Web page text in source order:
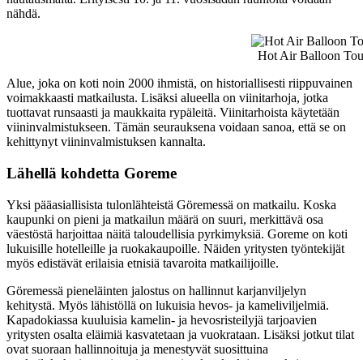
nähdä.
Hot Air Balloon
Alue, joka on koti noin 2000 ihmistä, on historiallisesti riippuvainen
voimakkaasti matkailusta. Lisäksi alueella on viinitarhoja, jotka
tuottavat runsaasti ja maukkaita rypäleitä. Viinitarhoista käytetään
viininvalmistukseen. Tämän seurauksena voidaan sanoa, että se on
kehittynyt viininvalmistuksen kannalta.
Lähellä kohdetta Goreme
Yksi pääasiallisista tulonlähteistä Göremessä on matkailu. Koska
kaupunki on pieni ja matkailun määrä on suuri, merkittävä osa
väestöstä harjoittaa näitä taloudellisia pyrkimyksiä. Goreme on koti
lukuisille hotelleille ja ruokakaupoille. Näiden yritysten työntekijät
myös edistävät erilaisia etnisiä tavaroita matkailijoille.
Göremessä pieneläinten jalostus on hallinnut karjanviljelyn
kehitystä. Myös lähistöllä on lukuisia hevos- ja kameliviljelmiä.
Kapadokiassa kuuluisia kamelin- ja hevosristeilyjä tarjoavien
yritysten osalta eläimiä kasvatetaan ja vuokrataan. Lisäksi jotkut tilat
ovat suoraan hallinnoituja ja menestyvät suosittuina